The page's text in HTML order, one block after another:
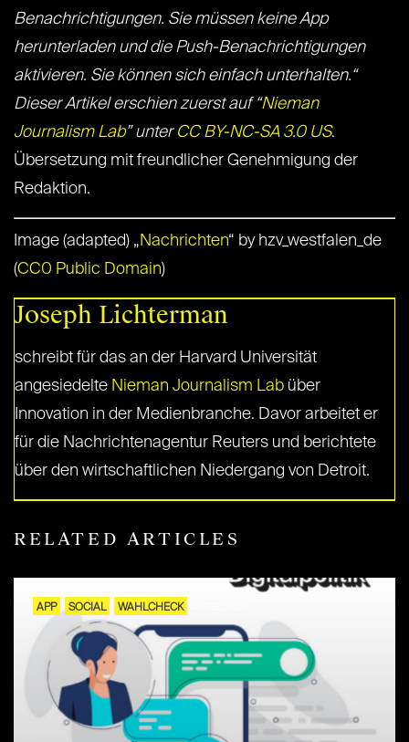
Benachrichtigungen. Sie müssen keine App
herunterladen und die Push-Benachrichtigungen
aktivieren. Sie können sich einfach unterhalten.“
Dieser Artikel erschien zuerst auf “Nieman
Journalism Lab” unter CC BY-NC-SA 3.0 US.
Übersetzung mit freundlicher Genehmigung der
Redaktion.
Image (adapted) „Nachrichten“ by hzv_westfalen_de
(CC0 Public Domain)
Joseph Lichterman
schreibt für das an der Harvard Universität
angesiedelte Nieman Journalism Lab über
Innovation in der Medienbranche. Davor arbeitet er
für die Nachrichtenagentur Reuters und berichtete
über den wirtschaftlichen Niedergang von Detroit.
RELATED ARTICLES
APP SOCIAL WAHLCHECK